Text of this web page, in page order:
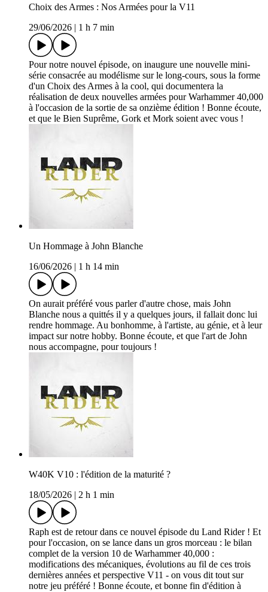
Choix des Armes : Nos Armées pour la V11
29/06/2026
1 h 7 min
Pour notre nouvel épisode, on inaugure une nouvelle mini-
série consacrée au modélisme sur le long-cours, sous la forme
d'un Choix des Armes à la cool, qui documentera la
réalisation de deux nouvelles armées pour Warhammer 40,000
à l'occasion de la sortie de sa onzième édition ! Bonne écoute,
et que le Bien Suprême, Gork et Mork soient avec vous !
Un Hommage à John Blanche
16/06/2026
1 h 14 min
On aurait préféré vous parler d'autre chose, mais John
Blanche nous a quittés il y a quelques jours, il fallait donc lui
rendre hommage. Au bonhomme, à l'artiste, au génie, et à leur
impact sur notre hobby. Bonne écoute, et que l'art de John
nous accompagne, pour toujours !
W40K V10 : l'édition de la maturité ?
18/05/2026
2 h 1 min
Raph est de retour dans ce nouvel épisode du Land Rider ! Et
pour l'occasion, on se lance dans un gros morceau : le bilan
complet de la version 10 de Warhammer 40,000 :
modifications des mécaniques, évolutions au fil de ces trois
dernières années et perspective V11 - on vous dit tout sur
notre jeu préféré ! Bonne écoute, et bonne fin d'édition à